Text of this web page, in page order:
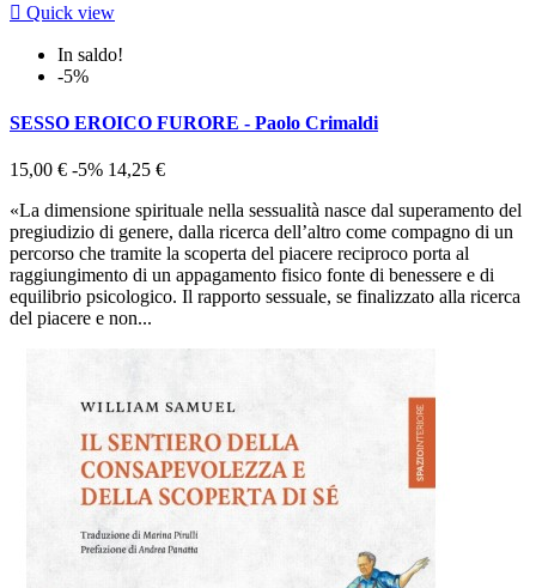
 Quick view
In saldo!
-5%
SESSO EROICO FURORE - Paolo Crimaldi
15,00 € -5% 14,25 €
«La dimensione spirituale nella sessualità nasce dal superamento del
pregiudizio di genere, dalla ricerca dell’altro come compagno di un
percorso che tramite la scoperta del piacere reciproco porta al
raggiungimento di un appagamento fisico fonte di benessere e di
equilibrio psicologico. Il rapporto sessuale, se finalizzato alla ricerca
del piacere e non...